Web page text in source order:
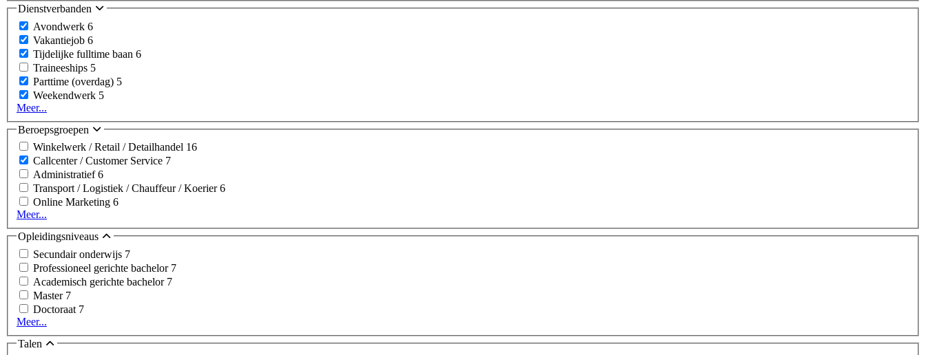
Dienstverbanden
Avondwerk 6
Vakantiejob 6
Tijdelijke fulltime baan 6
Traineeships 5
Parttime (overdag) 5
Weekendwerk 5
Meer...
Beroepsgroepen
Winkelwerk / Retail / Detailhandel 16
Callcenter / Customer Service 7
Administratief6
Transport / Logistiek / Chauffeur / Koerier6
Online Marketing 6
Meer...
Opleidingsniveaus
Secundair onderwijs 7
Professioneel gerichte bachelor 7
Academisch gerichte bachelor 7
Master 7
Doctoraat 7
Meer...
Talen